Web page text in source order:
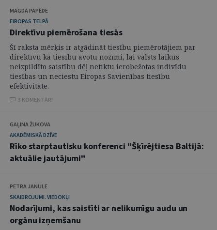
MAGDA PAPĒDE
EIROPAS TELPĀ
Direktīvu piemērošana tiesās
Šī raksta mērķis ir atgādināt tiesību piemērotājiem par
direktīvu kā tiesību avotu nozīmi, lai valsts laikus
neizpildīto saistību dēļ netiktu ierobežotas indivīdu
tiesības un neciestu Eiropas Savienības tiesību
efektivitāte.
3 KOMENTĀRI
GAĻINA ŽUKOVA
AKADĒMISKĀ DZĪVE
Rīko starptautisku konferenci "Šķīrējtiesa Baltijā:
aktuālie jautājumi"
PETRA JANULE
SKAIDROJUMI. VIEDOKĻI
Nodarījumi, kas saistīti ar nelikumīgu audu un
orgānu izņemšanu